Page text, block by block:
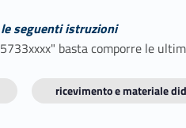
le seguenti istruzioni
basta comporre le
ricevimento e materiale